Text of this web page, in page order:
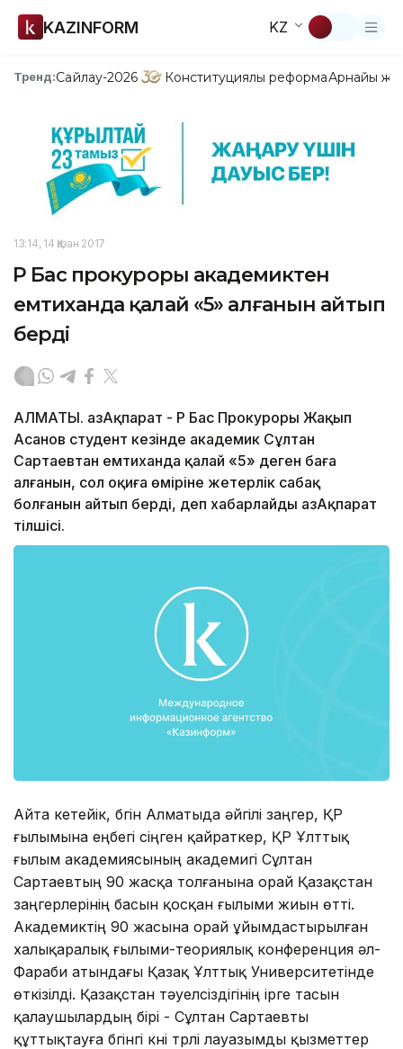
KAZINFORM KZ
Тренд:Сайлау-2026 Конституциялық реформаАрнайы
13:14, 14 Қазан 2017
ҚР Бас прокуроры академиктен
емтиханда қалай «5» алғанын айтып
берді
АЛМАТЫ. ҚазАқпарат - ҚР Бас Прокуроры Жақып
Асанов студент кезінде академик Сұлтан
Сартаевтан емтиханда қалай «5» деген баға
алғанын, сол оқиға өміріне жетерлік сабақ
болғанын айтып берді, деп хабарлайды ҚазАқпарат
тілшісі.
Айта кетейік, бүгін Алматыда әйгілі заңгер, ҚР
ғылымына еңбегі сіңген қайраткер, ҚР Ұлттық
ғылым академиясының академигі Сұлтан
Сартаевтың 90 жасқа толғанына орай Қазақстан
заңгерлерінің басын қосқан ғылыми жиын өтті.
Академиктің 90 жасына орай ұйымдастырылған
халықаралық ғылыми-теориялық конференция әл-
Фараби атындағы Қазақ Ұлттық Университетінде
өткізілді. Қазақстан тәуелсіздігінің ірге тасын
қалаушылардың бірі - Сұлтан Сартаевты
құттықтауға бүгінгі күні түрлі лауазымды қызметтер